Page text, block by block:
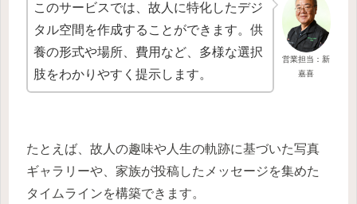
営業担当：新
嘉喜
このサービスでは、故人に特化したデジ
タル空間を作成することができます。供
養の形式や場所、費用など、多様な選択
肢をわかりやすく提示します。
たとえば、故人の趣味や人生の軌跡に基づいた写真
ギャラリーや、家族が投稿したメッセージを集めた
タイムラインを構築できます。